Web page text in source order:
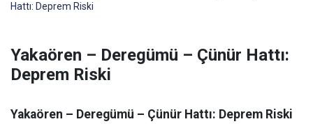
Hattı: Deprem Riski
Yakaören – Deregümü – Çünür Hattı:
Deprem Riski
Yakaören – Deregümü – Çünür Hattı: Deprem Riski